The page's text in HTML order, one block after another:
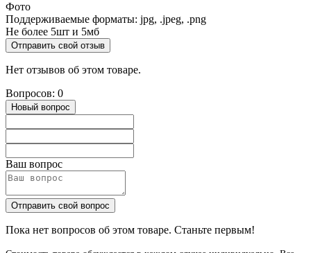
Фото
Поддерживаемые форматы: jpg, .jpeg, .png
Не более 5шт и 5мб
Отправить свой отзыв
Нет отзывов об этом товаре.
Вопросов: 0
Новый вопрос
Ваш вопрос
Отправить свой вопрос
Пока нет вопросов об этом товаре. Станьте первым!